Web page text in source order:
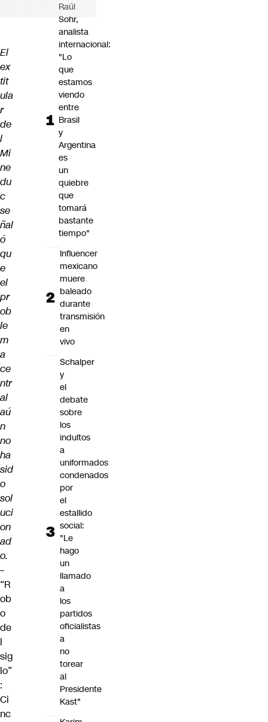
El
ex
tit
ula
r
de
l
Mi
ne
du
c
se
ñal
ó
qu
e
el
pr
ob
le
m
a
ce
ntr
al
aú
n
no
ha
sid
o
sol
uci
on
ad
o.
–
“R
ob
o
de
l
sig
lo”
:
Ci
nc
Raúl
Sohr,
analista
internacional:
"Lo
que
estamos
viendo
entre
Brasil
y
Argentina
es
un
quiebre
que
tomará
bastante
tiempo"
Influencer
mexicano
muere
baleado
durante
transmisión
en
vivo
Schalper
y
el
debate
sobre
los
indultos
a
uniformados
condenados
por
el
estallido
social:
"Le
hago
un
llamado
a
los
partidos
oficialistas
a
no
torear
al
Presidente
Kast"